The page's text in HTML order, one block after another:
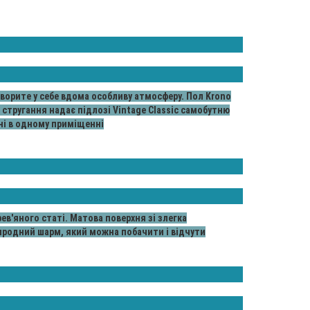
у себе вдома особливу атмосферу. Пол Krono
надає підлозі Vintage Classic самобутню
в одному приміщенні
статі. Матова поверхня зі злегка
шарм, який можна побачити і відчути